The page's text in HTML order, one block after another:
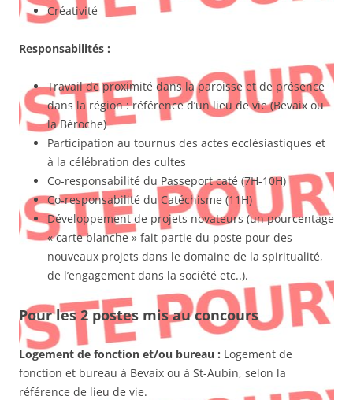
Créativité
Responsabilités :
Travail de proximité dans la paroisse et de présence
dans la région : référence d’un lieu de vie (Bevaix ou
la Béroche)
Participation au tournus des actes ecclésiastiques et
à la célébration des cultes
Co-responsabilité du Passeport caté (7H-10H)
Co-responsabilité du Catéchisme (11H)
Développement de projets novateurs (un pourcentage
« carte blanche » fait partie du poste pour des
nouveaux projets dans le domaine de la spiritualité,
de l’engagement dans la société etc..).
Pour les 2 postes mis au concours
Logement de fonction et/ou bureau : Logement de
fonction et bureau à Bevaix ou à St-Aubin, selon la
référence de lieu de vie.